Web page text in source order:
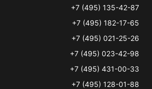
+7 (495) 135-42-87
+7 (495) 182-17-65
+7 (495) 021-25-26
+7 (495) 023-42-98
+7 (495) 431-00-33
+7 (495) 128-01-88